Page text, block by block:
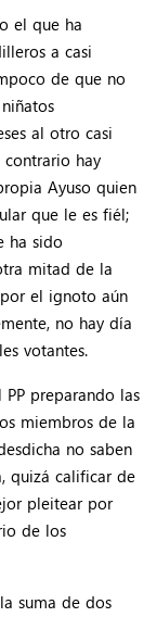
el que ha
a casi
de que no
al otro casi
hay
Ayuso quien
que le es fiél;
ha sido
mitad de la
el ignoto aún
no hay día
votantes.
preparando las
miembros de la
no saben
quizá calificar de
pleitear por
de los
suma de dos